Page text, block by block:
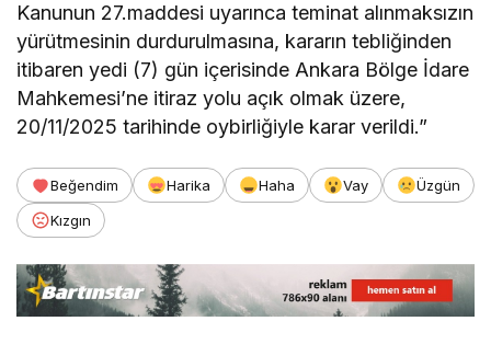
Kanunun 27.maddesi uyarınca teminat alınmaksızın
yürütmesinin durdurulmasına, kararın tebliğinden
itibaren yedi (7) gün içerisinde Ankara Bölge İdare
Mahkemesi’ne itiraz yolu açık olmak üzere,
20/11/2025 tarihinde oybirliğiyle karar verildi.”
Beğendim Harika Haha Vay
Üzgün
Kızgın